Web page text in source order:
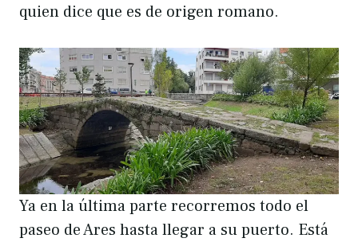
quien dice que es de origen romano.
Ya en la última parte recorremos todo el
paseo de Ares hasta llegar a su puerto. Está